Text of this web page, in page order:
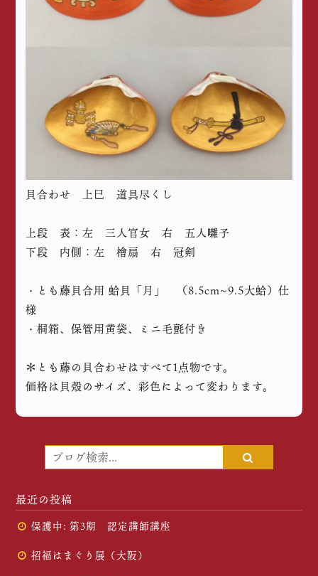
貝合わせ 上巳 道具尽くし
上段 表：左 三人官女 右 五人囃子
下段 内側：左 檜扇 右 冠剣
・とも藤貝合用 蛤貝「月」 （8.5cm~9.5大蛤）仕
様
・桐箱、保管用黄袋、ミニ毛氈付き
＊とも藤の貝合わせはすべて1点物です。
価格は貝殻のサイズ、彩色によって変わります。
最近の投稿
保護中: 第3期 認定講師講座
招福はまぐり展（大阪）